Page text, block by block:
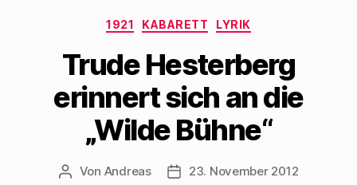
Kategorien
1921 KABARETT LYRIK
Trude Hesterberg
erinnert sich an die
„Wilde Bühne“
Beitragsautor
Von Andreas Beitragsdatum
23. November 2012